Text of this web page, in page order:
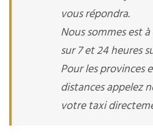
vous répondra.
Nous sommes est
sur 7 et 24 heures
Pour les provinces
distances appelez
votre taxi